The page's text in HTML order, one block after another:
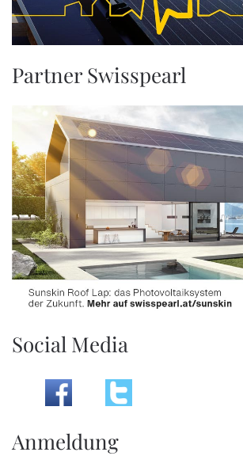
Partner Swisspearl
Social Media
Anmeldung